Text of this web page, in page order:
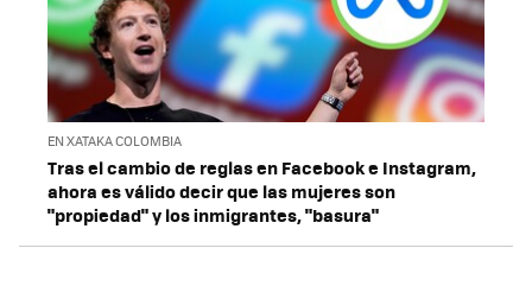
EN XATAKA COLOMBIA
Tras el cambio de reglas en Facebook e Instagram,
ahora es válido decir que las mujeres son
"propiedad" y los inmigrantes, "basura"